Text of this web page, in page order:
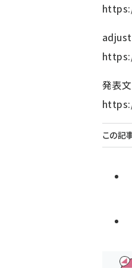
発表文
この記